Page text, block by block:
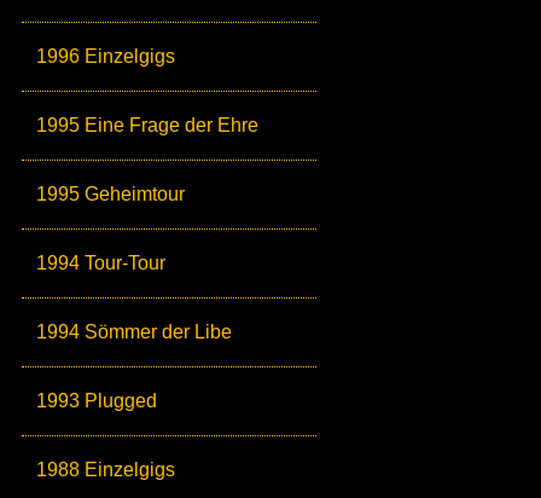
1996 Einzelgigs
1995 Eine Frage der Ehre
1995 Geheimtour
1994 Tour-Tour
1994 Sömmer der Libe
1993 Plugged
1988 Einzelgigs